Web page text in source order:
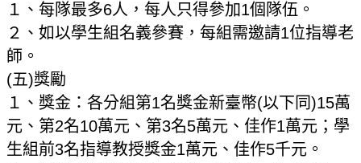
１、每隊最多6人，每人只得參加1個隊伍。
２、如以學生組名義參賽，每組需邀請1位指導老
師。
(五)獎勵
１、獎金：各分組第1名獎金新臺幣(以下同)15萬
元、第2名10萬元、第3名5萬元、佳作1萬元；學
生組前3名指導教授獎金1萬元、佳作5千元。